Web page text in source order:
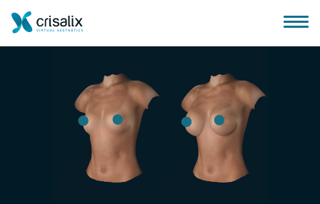
บ้านของหมอผ่าตัด
แพลตฟอร์มธุรกิจ 3D